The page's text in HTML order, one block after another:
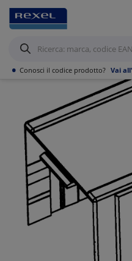
• Conosci il codice prodotto? Vai
Prodotti /Canalizzazioni Tubo
IP66/